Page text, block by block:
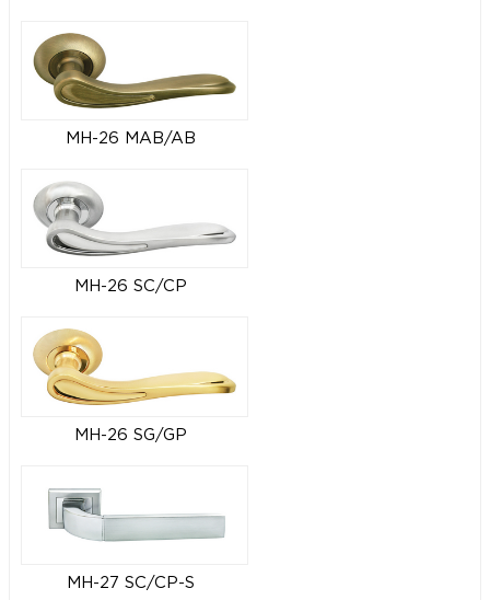
MH-26 MAB/AB
MH-26 SC/CP
MH-26 SG/GP
MH-27 SC/CP-S